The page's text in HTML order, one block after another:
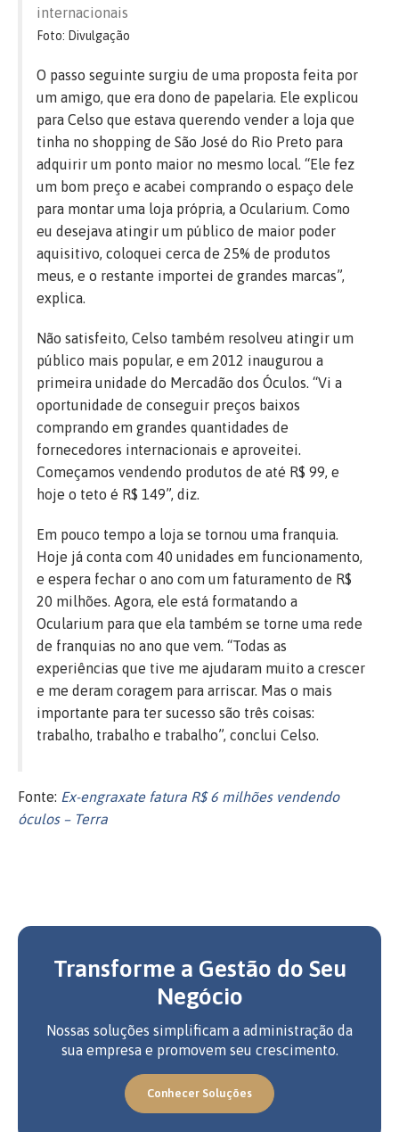
internacionais
Foto: Divulgação
O passo seguinte surgiu de uma proposta feita por
um amigo, que era dono de papelaria. Ele explicou
para Celso que estava querendo vender a loja que
tinha no shopping de São José do Rio Preto para
adquirir um ponto maior no mesmo local. “Ele fez
um bom preço e acabei comprando o espaço dele
para montar uma loja própria, a Ocularium. Como
eu desejava atingir um público de maior poder
aquisitivo, coloquei cerca de 25% de produtos
meus, e o restante importei de grandes marcas”,
explica.
Não satisfeito, Celso também resolveu atingir um
público mais popular, e em 2012 inaugurou a
primeira unidade do Mercadão dos Óculos. “Vi a
oportunidade de conseguir preços baixos
comprando em grandes quantidades de
fornecedores internacionais e aproveitei.
Começamos vendendo produtos de até R$ 99, e
hoje o teto é R$ 149”, diz.
Em pouco tempo a loja se tornou uma franquia.
Hoje já conta com 40 unidades em funcionamento,
e espera fechar o ano com um faturamento de R$
20 milhões. Agora, ele está formatando a
Ocularium para que ela também se torne uma rede
de franquias no ano que vem. “Todas as
experiências que tive me ajudaram muito a crescer
e me deram coragem para arriscar. Mas o mais
importante para ter sucesso são três coisas:
trabalho, trabalho e trabalho”, conclui Celso.
Fonte: Ex-engraxate fatura R$ 6 milhões vendendo
óculos – Terra
Transforme a Gestão do Seu
Negócio
Nossas soluções simplificam a administração da
sua empresa e promovem seu crescimento.
Conhecer Soluções